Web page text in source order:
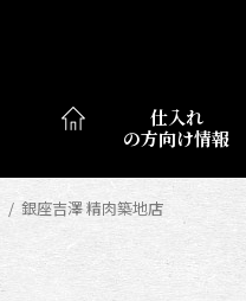
仕入れ
の方向け情報
銀座吉澤 精肉築地店